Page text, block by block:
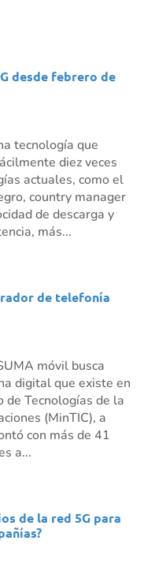
desde febrero de
tecnología que
diez veces
actuales, como el
country manager
de descarga y
más...
de telefonía
móvil busca
digital que existe en
Tecnologías de la
(MinTIC), a
con más de 41
a...
de la red 5G para